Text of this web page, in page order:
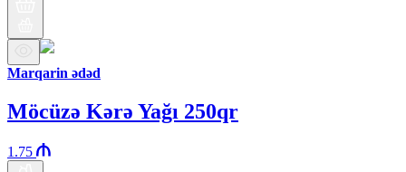
Marqarin ədəd
Möcüzə Kərə Yağı 250qr
1.75